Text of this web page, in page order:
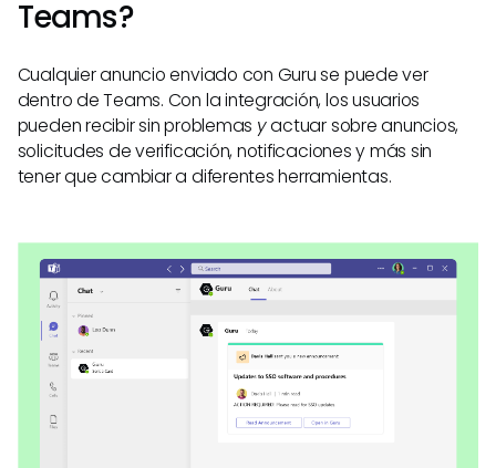
Teams?
Cualquier anuncio enviado con Guru se puede ver
dentro de Teams. Con la integración, los usuarios
pueden recibir sin problemas yactuar sobre anuncios,
solicitudes de verificación, notificaciones y más sin
tener que cambiar a diferentes herramientas.